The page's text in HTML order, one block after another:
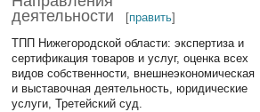
деятельности
[править]
ТПП Нижегородской области: экспертиза и
сертификация товаров и услуг, оценка всех
видов собственности, внешнеэкономическая
и выставочная деятельность, юридические
услуги, Третейский суд.